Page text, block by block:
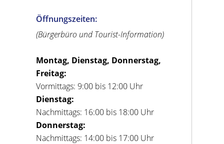
Öffnungszeiten:
(Bürgerbüro und Tourist-Information)
Montag, Dienstag, Donnerstag,
Freitag:
Vormittags: 9:00 bis 12:00 Uhr
Dienstag:
Nachmittags: 16:00 bis 18:00 Uhr
Donnerstag:
Nachmittags: 14:00 bis 17:00 Uhr